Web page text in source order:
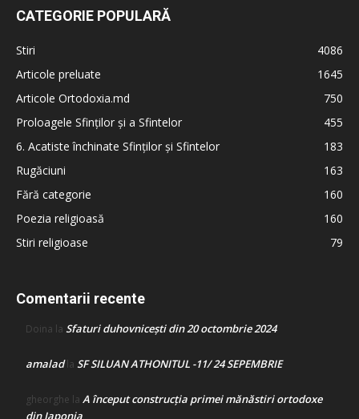
CATEGORIE POPULARĂ
Stiri
4086
Articole preluate
1645
Articole Ortodoxia.md
750
Proloagele Sfinților și a Sfintelor
455
6. Acatiste închinate Sfinților și Sfintelor
183
Rugăciuni
163
Fără categorie
160
Poezia religioasă
160
Stiri religioase
79
Comentarii recente
Doina la Sfaturi duhovnicești din 20 octombrie 2024
amaladla SF SILUAN ATHONITUL -11/ 24 SEPEMBRIE
gheorghe la A început construcţia primei mănăstiri ortodoxe
din Japonia